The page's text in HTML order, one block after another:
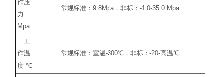
作压
力
Mpa
常规标准：9.8Mpa，非标：-1.0-35.0 Mpa
工
作温
度 ℃
常规标准：室温-300℃ ，非标：-20-高温℃